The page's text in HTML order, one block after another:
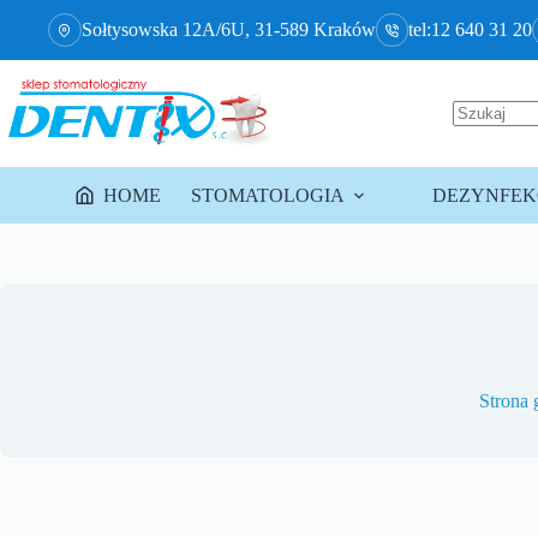
Sołtysowska 12A/6U, 31-589 Kraków tel:12 640 31 20
HOME STOMATOLOGIA
Strona